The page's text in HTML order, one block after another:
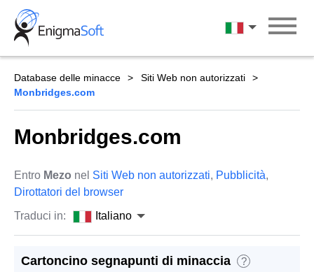
Skip
content
Italiano
Database delle minacce
Siti Web non autorizzati
Monbridges.com
Monbridges.com
Entro Mezo nel Siti Web non autorizzati, Pubblicità,
Dirottatori del browser
Traduci in:
Italiano
Cartoncino segnapunti di minaccia ?